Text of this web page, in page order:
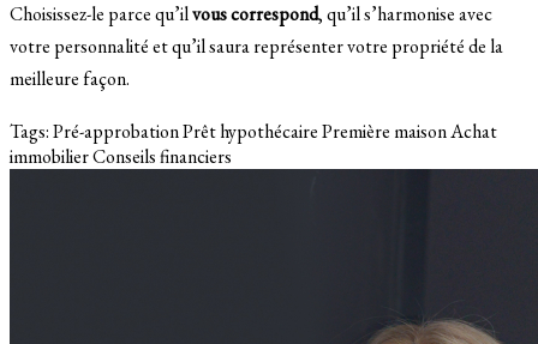
Choisissez-le parce qu’ilvous correspond, qu’il s’harmonise avec
votre personnalité et qu’il saura représenter votre propriété de la
meilleure façon.
Tags:Pré-approbationPrêt hypothécairePremière maisonAchat
immobilierConseils financiers